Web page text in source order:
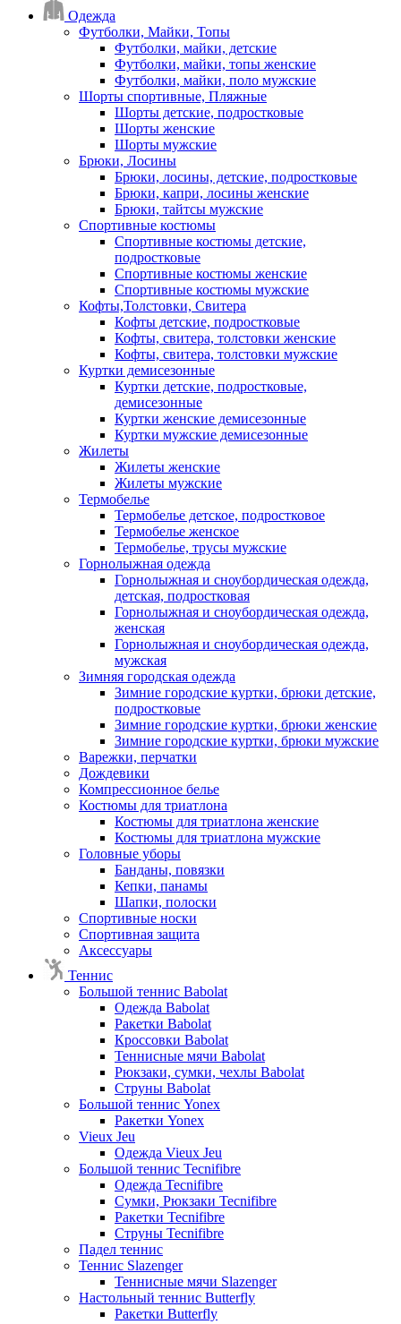
Одежда
Футболки, Майки, Топы
Футболки, майки, детские
Футболки, майки, топы женские
Футболки, майки, поло мужские
Шорты спортивные, Пляжные
Шорты детские, подростковые
Шорты женские
Шорты мужские
Брюки, Лосины
Брюки, лосины, детские, подростковые
Брюки, капри, лосины женские
Брюки, тайтсы мужские
Спортивные костюмы
Спортивные костюмы детские,
подростковые
Спортивные костюмы женские
Спортивные костюмы мужские
Кофты,Толстовки, Свитера
Кофты детские, подростковые
Кофты, свитера, толстовки женские
Кофты, свитера, толстовки мужские
Куртки демисезонные
Куртки детские, подростковые,
демисезонные
Куртки женские демисезонные
Куртки мужские демисезонные
Жилеты
Жилеты женские
Жилеты мужские
Термобелье
Термобелье детское, подростковое
Термобелье женское
Термобелье, трусы мужские
Горнолыжная одежда
Горнолыжная и сноубордическая одежда,
детская, подростковая
Горнолыжная и сноубордическая одежда,
женская
Горнолыжная и сноубордическая одежда,
мужская
Зимняя городская одежда
Зимние городские куртки, брюки детские,
подростковые
Зимние городские куртки, брюки женские
Зимние городские куртки, брюки мужские
Варежки, перчатки
Дождевики
Компрессионное белье
Костюмы для триатлона
Костюмы для триатлона женские
Костюмы для триатлона мужские
Головные уборы
Банданы, повязки
Кепки, панамы
Шапки, полоски
Спортивные носки
Спортивная защита
Аксессуары
Теннис
Большой теннис Babolat
Одежда Babolat
Ракетки Babolat
Кроссовки Babolat
Теннисные мячи Babolat
Рюкзаки, сумки, чехлы Babolat
Струны Babolat
Большой теннис Yonex
Ракетки Yonex
Vieux Jeu
Одежда Vieux Jeu
Большой теннис Tecnifibre
Одежда Tecnifibre
Сумки, Рюкзаки Tecnifibre
Ракетки Tecnifibre
Струны Tecnifibre
Падел теннис
Теннис Slazenger
Теннисные мячи Slazenger
Настольный теннис Butterfly
Ракетки Butterfly